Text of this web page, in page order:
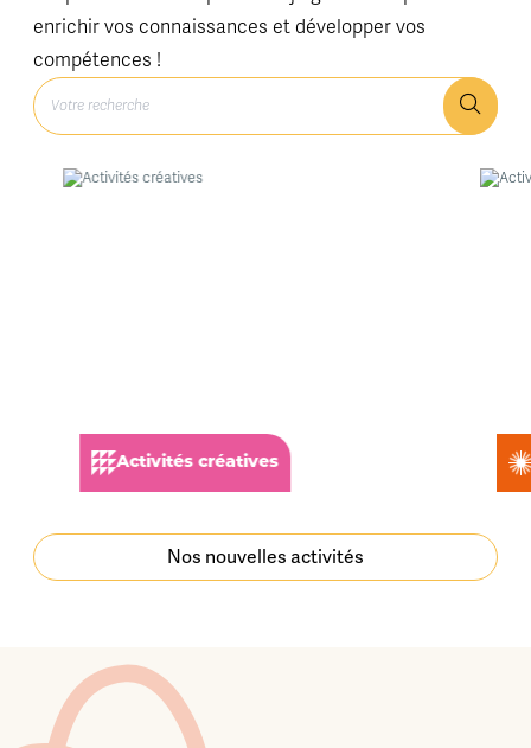
enrichir vos connaissances et développer vos
compétences !
Activités créatives
Nos nouvelles activités